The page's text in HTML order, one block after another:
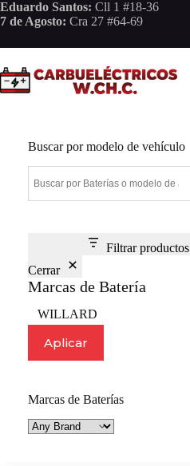
Saltar
al
Eduardo Santos: Cll 1 #18-36
7 de Agosto: Cra 27 #64-69
Buscar por modelo de vehículo
Filtrar productos
Cerrar
Marcas de Batería
Marca
WILLARD
Aplicar
Marcas de Baterías